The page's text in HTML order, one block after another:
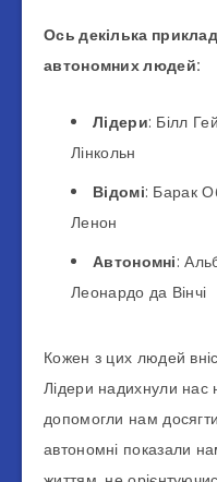
Ось декілька
автономних людей:
Лідери: Білл
Лінкольн
Відомі: Барак
Ленон
Автономні:
Леонардо да Вінчі
Кожен з цих людей
Лідери надихнули нас
допомогли нам
автономні показали